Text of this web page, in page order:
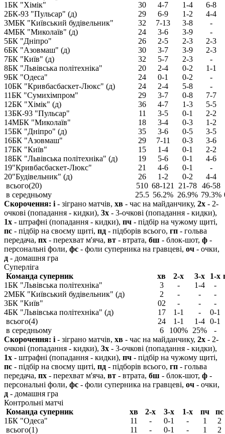
1БК "Хімік" 30 4-7 1-4
6-8
2БК-93 "Пульсар" (д) 29 6-9 1-2
4-4
3МБК "Київський будівельник" 32 7-13 3-8
-
4МБК "Миколаїв" (д) 24 3-6 3-9
-
5БК "Дніпро" 26 2-5 2-3
2-3
6БК "Азовмаш" (д) 30 3-7 3-9
2-3
7БК "Київ" (д) 32 5-7 2-3
-
8БК "Львівська політехніка" 20 2-4 0-2
1-1
9БК "Одеса" 24 0-1 0-2
-
10БК "Кривбасбаскет-Люкс" (д) 24 2-4 5-8
-
11БК "Сумихімпром" 29 3-7 0-8
7-7
12БК "Хімік" (д) 36 4-7 1-3
5-5
13БК-93 "Пульсар" 11 3-5 0-1
2-2
14МБК "Миколаїв" 18 3-4 0-3
1-2
15БК "Дніпро" (д) 35 3-6 0-5
3-5
16БК "Азовмаш" 29 7-11 0-3
3-6
17БК "Київ" 15 1-4 0-1
2-2
18БК "Львівська політехніка" (д) 19 5-6 0-1
4-6
19"Кривбасбаскет-Люкс" 21 4-6 0-1
-
20"Будівельник" (д) 26 1-2 0-2
4-4
всього(20)
510 68-121 21-78 46-58
в середньому
25.5 56.2% 26.9% 79.3%
Скорочення: і - зіграно матчів, хв - час на майданчику, 2х - 2-
очкові (попадання - кидки), 3х - 3-очкові (попадання - кидки),
1х - штрафні (попадання - кидки), пч - підбір на чужому щиті,
пс - підбір на своєму щиті, пд - підборів всього, гп - гольва
передача, пх - перехват м'яча, вт - втрата, бш - блок-шот, ф -
персональні фоли, фс - фоли суперника на гравцеві, оч - очки,
д - домашня гра
Суперліга
Команда суперник
хв 2-х 3-х 1-х
1БК "Львівська політехніка" 3 - 1-4
-
2МБК "Київський будівельник" (д) 2 - -
-
3БК "Київ" 02 - -
-
4БК "Львівська політехніка" (д) 17 1-1 -
0-1
всього(4)
24 1-1 1-4
0-1
в середньому
6 100% 25%
-
Скорочення: і - зіграно матчів, хв - час на майданчику, 2х - 2-
очкові (попадання - кидки), 3х - 3-очкові (попадання - кидки),
1х - штрафні (попадання - кидки), пч - підбір на чужому щиті,
пс - підбір на своєму щиті, пд - підборів всього, гп - гольва
передача, пх - перехват м'яча, вт - втрата, бш - блок-шот, ф -
персональні фоли, фс - фоли суперника на гравцеві, оч - очки,
д - домашня гра
Контрольні матчі
Команда суперник
хв 2-х 3-х 1-х пч
пс
1БК "Одеса" 11 - 0-1 - 1
2
всього(1)
11 - 0-1 - 1
2